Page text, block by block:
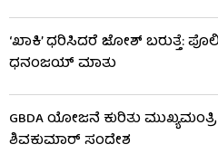
‘ಖಾಕಿ’ ಧರಿಸಿದರೆ ಜೋಶ್ ಬರುತ್ತೆ:
ಧನಂಜಯ್ ಮಾತು
GBDA ಯೋಜನೆ ಕುರಿತು
ಶಿವಕುಮಾರ್ ಸಂದೇಶ